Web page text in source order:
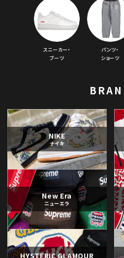
スニーカー・
ブーツ
パンツ・
ショーツ
NIKE
ナイキ
New Era
ニューエラ
HYSTERIC GLAMOUR